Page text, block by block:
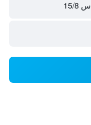
س 15/8